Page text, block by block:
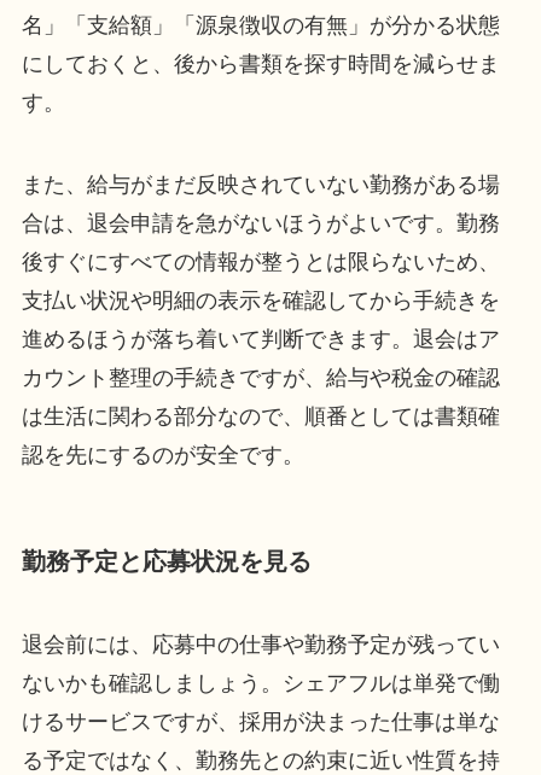
名」「支給額」「源泉徴収の有無」が分かる状態
にしておくと、後から書類を探す時間を減らせま
す。
また、給与がまだ反映されていない勤務がある場
合は、退会申請を急がないほうがよいです。勤務
後すぐにすべての情報が整うとは限らないため、
支払い状況や明細の表示を確認してから手続きを
進めるほうが落ち着いて判断できます。退会はア
カウント整理の手続きですが、給与や税金の確認
は生活に関わる部分なので、順番としては書類確
認を先にするのが安全です。
勤務予定と応募状況を見る
退会前には、応募中の仕事や勤務予定が残ってい
ないかも確認しましょう。シェアフルは単発で働
けるサービスですが、採用が決まった仕事は単な
る予定ではなく、勤務先との約束に近い性質を持